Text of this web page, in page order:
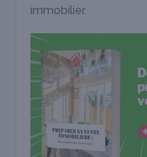
immobilier.